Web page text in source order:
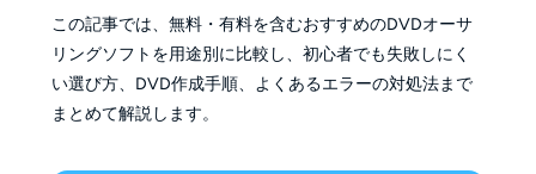
この記事では、無料・有料を含むおすすめのDVDオーサ
リングソフトを用途別に比較し、初心者でも失敗しにく
い選び方、DVD作成手順、よくあるエラーの対処法まで
まとめて解説します。